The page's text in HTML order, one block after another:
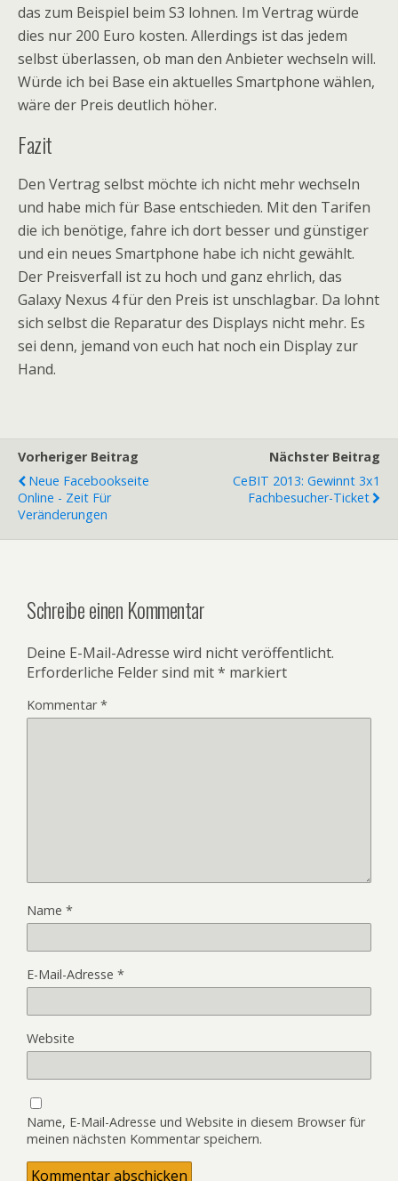
das zum Beispiel beim S3 lohnen. Im Vertrag würde
dies nur 200 Euro kosten. Allerdings ist das jedem
selbst überlassen, ob man den Anbieter wechseln will.
Würde ich bei Base ein aktuelles Smartphone wählen,
wäre der Preis deutlich höher.
Fazit
Den Vertrag selbst möchte ich nicht mehr wechseln
und habe mich für Base entschieden. Mit den Tarifen
die ich benötige, fahre ich dort besser und günstiger
und ein neues Smartphone habe ich nicht gewählt.
Der Preisverfall ist zu hoch und ganz ehrlich, das
Galaxy Nexus 4 für den Preis ist unschlagbar. Da lohnt
sich selbst die Reparatur des Displays nicht mehr. Es
sei denn, jemand von euch hat noch ein Display zur
Hand.
Vorheriger Beitrag
Neue Facebookseite
Online - Zeit Für
Veränderungen
Nächster Beitrag
CeBIT 2013: Gewinnt 3x1
Fachbesucher-Ticket
Schreibe einen Kommentar
Deine E-Mail-Adresse wird nicht veröffentlicht.
Erforderliche Felder sind mit* markiert
Kommentar*
Name *
E-Mail-Adresse *
Website
Name, E-Mail-Adresse und Website in diesem Browser für
meinen nächsten Kommentar speichern.